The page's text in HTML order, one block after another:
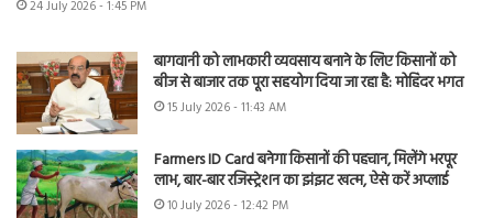
24 July 2026 - 1:45 PM
बागवानी को लाभकारी व्यवसाय बनाने के लिए किसानों को
बीज से बाजार तक पूरा सहयोग दिया जा रहा है: मोहिंदर भगत
15 July 2026 - 11:43 AM
Farmers ID Card बनेगा किसानों की पहचान, मिलेंगे भरपूर
लाभ, बार-बार रजिस्ट्रेशन का झंझट खत्म, ऐसे करें अप्लाई
10 July 2026 - 12:42 PM